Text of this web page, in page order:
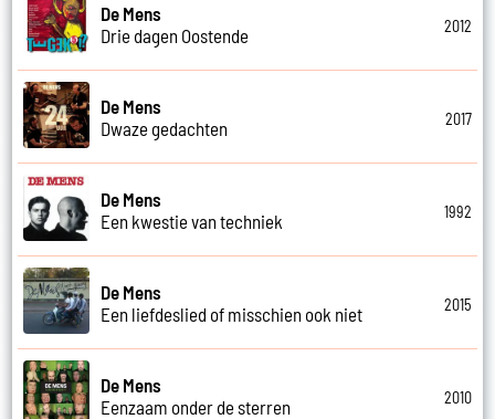
De Mens
Drie dagen Oostende
2012
De Mens
Dwaze gedachten
2017
De Mens
Een kwestie van techniek
1992
De Mens
Een liefdeslied of misschien ook niet
2015
De Mens
Eenzaam onder de sterren
2010